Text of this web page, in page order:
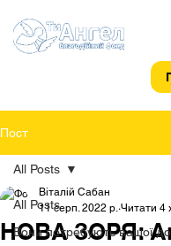
Пост
All Posts
Вони потребують вашої
All Posts
НОВА ЗОРЯ:
Віталій Сабан
11 серп. 2022 р. Читати 4